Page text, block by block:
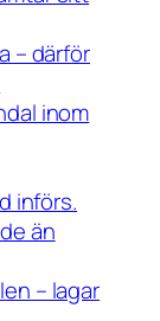
– därför
inom
införs.
än
– lagar